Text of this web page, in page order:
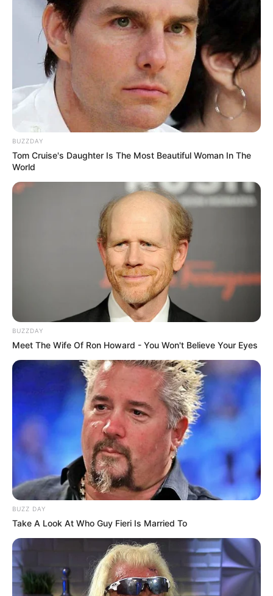
BUZZDAY
Tom Cruise's Daughter Is The Most Beautiful Woman In The
World
BUZZDAY
Meet The Wife Of Ron Howard - You Won't Believe Your Eyes
BUZZ DAY
Take A Look At Who Guy Fieri Is Married To